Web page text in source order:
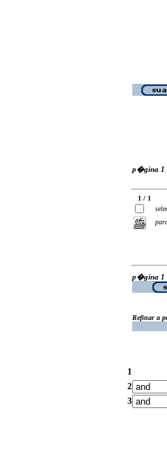
p�gina 1
1 / 1
p�gina 1
Refinar a
1
2
3